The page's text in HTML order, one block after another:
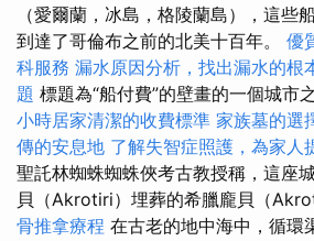
（愛爾蘭，冰島，格陵蘭島），這些
到達了哥倫布之前的北美十百年。 優
科服務 漏水原因分析，找出漏水的根
題 標題為“船付費”的壁畫的一個城市
小時居家清潔的收費標準 家族墓的選
傳的安息地 了解失智症照護，為家人
聖託林蜘蛛蜘蛛俠考古教授稱，這座
貝（Akrotiri）埋葬的希臘龐貝（
骨推拿療程 在古老的地中海中，循環